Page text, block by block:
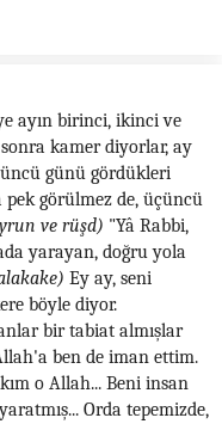
ayın birinci, ikinci ve
kamer diyorlar, ay
günü gördükleri
görülmez de, üçüncü
ve rüşd) "Yâ Rabbi,
yarayan, doğru yola
Ey ay, seni
böyle diyor.
bir tabiat almışlar
ben de iman ettim.
o Allah... Beni insan
Orda tepemizde,